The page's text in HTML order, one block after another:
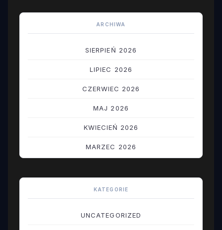
ARCHIWA
SIERPIEŃ 2026
LIPIEC 2026
CZERWIEC 2026
MAJ 2026
KWIECIEŃ 2026
MARZEC 2026
KATEGORIE
UNCATEGORIZED